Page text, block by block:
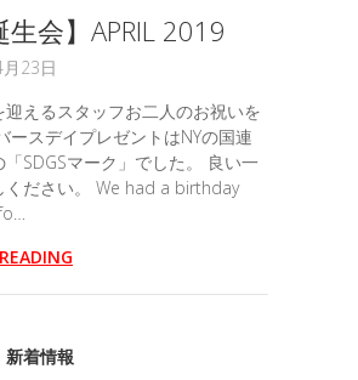
生会】APRIL 2019
23日
えるスタッフお二人のお祝いを
ースデイプレゼントはNYの国連
SDGSマーク」でした。 良い一
ください。 We had a birthday
新着情報